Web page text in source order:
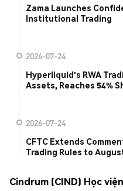
Zama Launches
Institutional Trading
2026-07-24
Hyperliquid's RWA
Assets, Reaches 54%
2026-07-24
CFTC Extends
Trading Rules to
Cindrum (CIND) Học viện